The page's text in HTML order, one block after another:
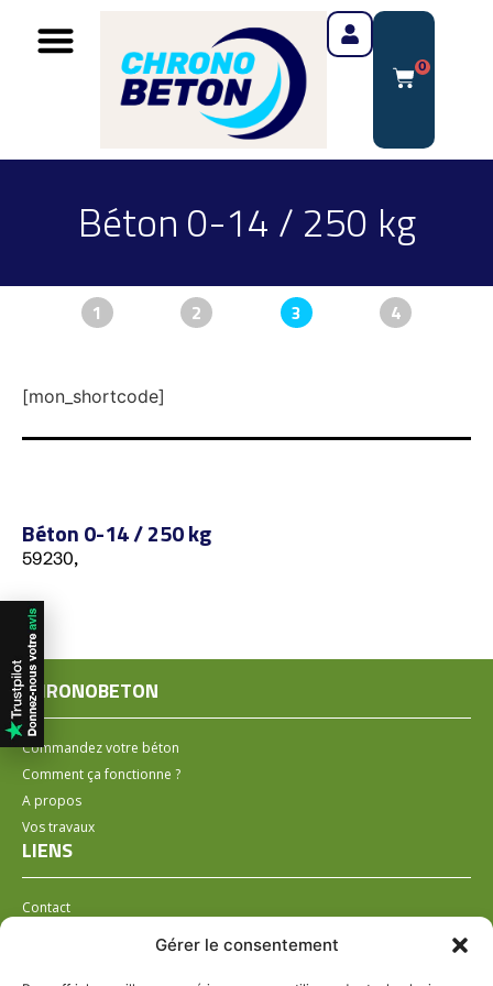
Gérer le consentement
0
Béton 0-14 / 250 kg
1 2 3 4
[mon_shortcode]
Béton 0-14 / 250 kg
59230,
CHRONOBETON
Commandez votre béton
Comment ça fonctionne ?
A propos
Vos travaux
LIENS
Contact